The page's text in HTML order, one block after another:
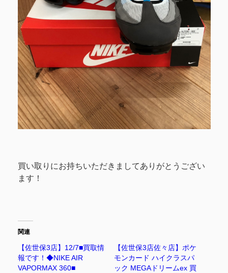
買い取りにお持ちいただきましてありがとうござい
ます！
関連
【佐世保3店】12/7■買取情
報です！◆NIKE AIR
VAPORMAX 360■
【佐世保3店佐々店】ポケ
モンカード ハイクラスパ
ック MEGAドリームex 買